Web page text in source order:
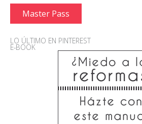
Master Pass
LO ÚLTIMO EN PINTEREST
E-BOOK